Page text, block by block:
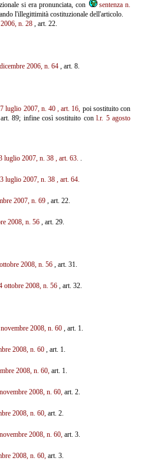
si era pronunciata, con
sentenza n.
l'illegittimità costituzionale dell'articolo.
n. 28, art. 22.
2006, n. 64, art. 8.
luglio 2007, n. 40 , art. 16, poi sostituito con
89; infine così sostituito conl.r. 5 agosto
luglio 2007, n. 38 , art. 63. .
luglio 2007, n. 38 , art. 64.
2007, n. 69, art. 22.
2008, n. 56, art. 29.
2008, n. 56, art. 31.
ottobre 2008, n. 56, art. 32.
2008, n. 60, art. 1.
2008, n. 60, art. 1.
2008, n. 60,art. 1.
2008, n. 60,art. 2.
2008, n. 60,art. 2.
2008, n. 60,art. 3.
2008, n. 60,art. 3.